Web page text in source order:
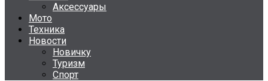
Аксессуары
Мото
Техника
Новости
Новичку
Туризм
Спорт